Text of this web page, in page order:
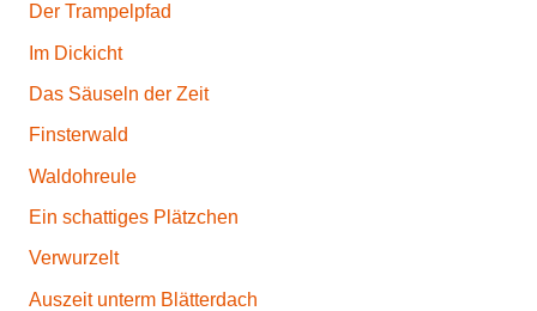
Der Trampelpfad
Im Dickicht
Das Säuseln der Zeit
Finsterwald
Waldohreule
Ein schattiges Plätzchen
Verwurzelt
Auszeit unterm Blätterdach